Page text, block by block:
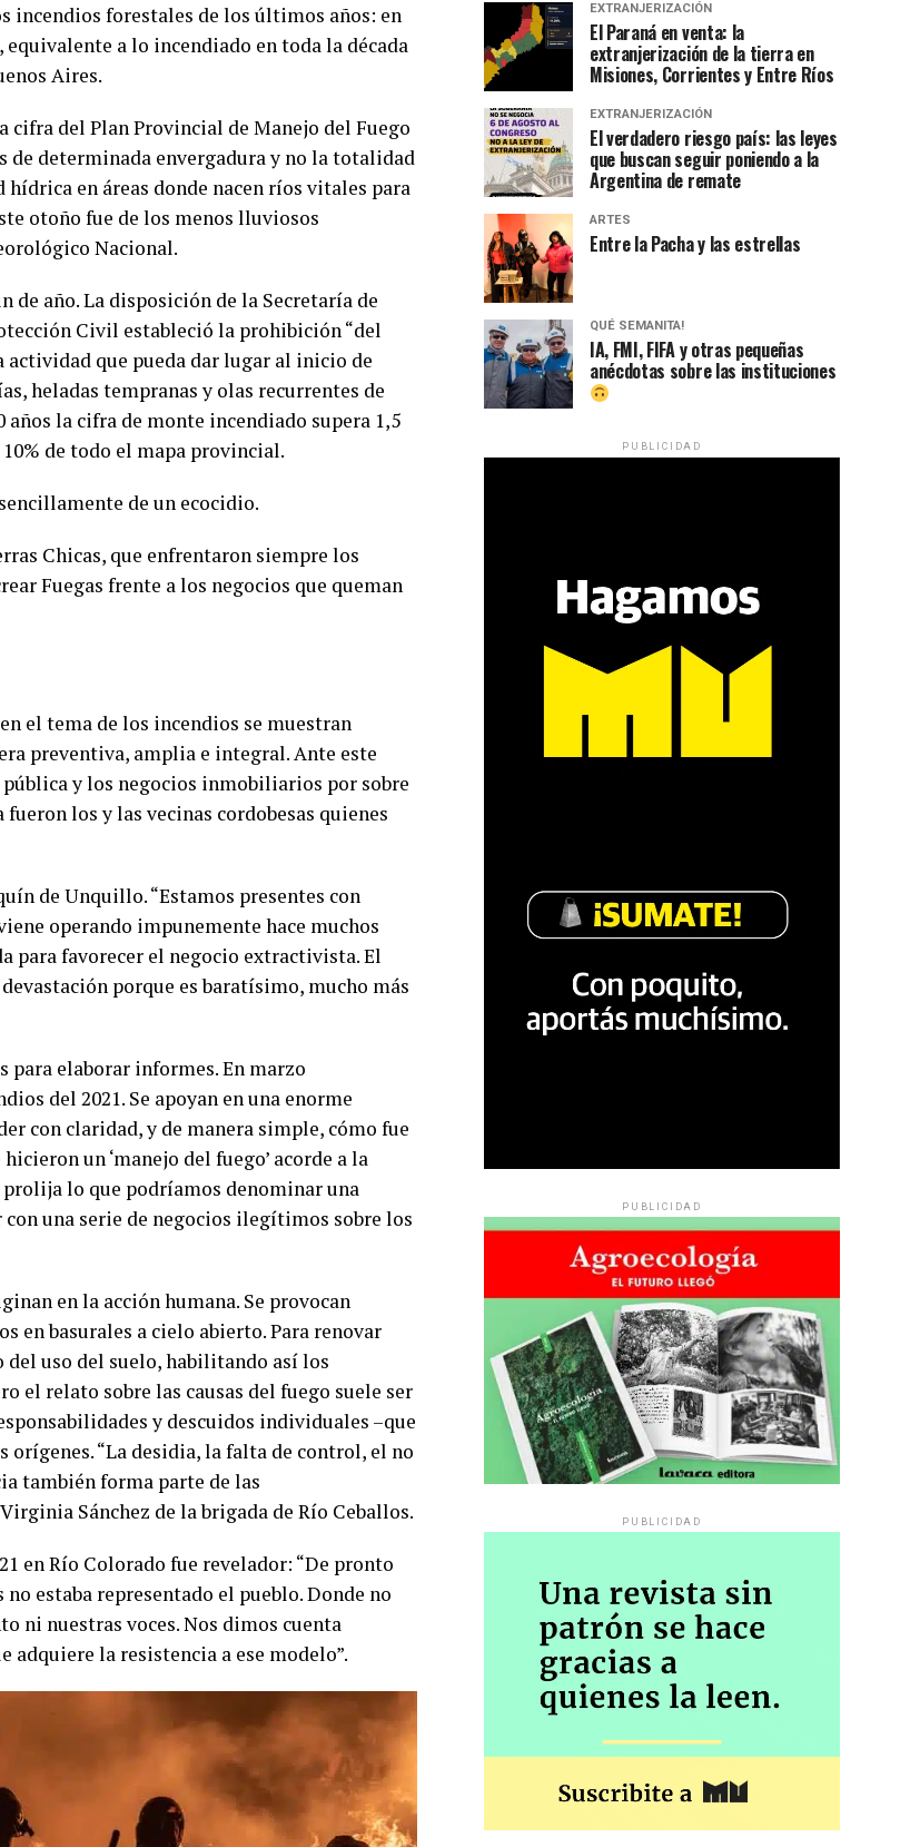
incendios forestales de los últimos años: en
a lo incendiado en toda la década
Aires.
cifra del Plan Provincial de Manejo del Fuego
de determinada envergadura y no la totalidad
en áreas donde nacen ríos vitales para
otoño fue de los menos lluviosos
Nacional.
año. La disposición de la Secretaría de
Civil estableció la prohibición “del
que pueda dar lugar al inicio de
heladas tempranas y olas recurrentes de
la cifra de monte incendiado supera 1,5
de todo el mapa provincial.
de un ecocidio.
Chicas, que enfrentaron siempre los
Fuegas frente a los negocios que queman
el tema de los incendios se muestran
preventiva, amplia e integral. Ante este
y los negocios inmobiliarios por sobre
los y las vecinas cordobesas quienes
de Unquillo. “Estamos presentes con
operando impunemente hace muchos
para favorecer el negocio extractivista. El
porque es baratísimo, mucho más
para elaborar informes. En marzo
del 2021. Se apoyan en una enorme
con claridad, y de manera simple, cómo fue
un ‘manejo del fuego’ acorde a la
lo que podríamos denominar una
con una serie de negocios ilegítimos sobre los
en la acción humana. Se provocan
en basurales a cielo abierto. Para renovar
uso del suelo, habilitando así los
el relato sobre las causas del fuego suele ser
y descuidos individuales –que
“La desidia, la falta de control, el no
también forma parte de las
Sánchez de la brigada de Río Ceballos.
en Río Colorado fue revelador: “De pronto
estaba representado el pueblo. Donde no
ni nuestras voces. Nos dimos cuenta
adquiere la resistencia a ese modelo”.
EXTRANJERIZACIÓN
El Paraná en venta: la
extranjerización de la tierra en
Misiones, Corrientes y Entre Ríos
EXTRANJERIZACIÓN
El verdadero riesgo país: las leyes
que buscan seguir poniendo a la
Argentina de remate
ARTES
Entre la Pacha y las estrellas
QUÉ SEMANITA!
IA, FMI, FIFA y otras pequeñas
anécdotas sobre las instituciones
PUBLICIDAD
PUBLICIDAD
PUBLICIDAD